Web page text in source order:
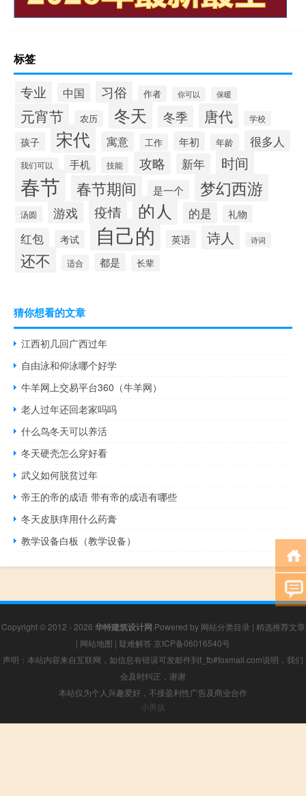
标签
专业 中国 习俗 作者 你可以 保暖
元宵节 农历 冬天 冬季 唐代 学校
孩子 宋代 寓意 工作 年初 年龄 很多人
我们可以 手机 技能 攻略 新年 时间
春节 春节期间 是一个 梦幻西游
汤圆 游戏 疫情 的人 的是 礼物
红包 考试 自己的 英语 诗人 诗词
还不 适合 都是 长辈
猜你想看的文章
江西初几回广西过年
自由泳和仰泳哪个好学
牛羊网上交易平台360（牛羊网）
老人过年还回老家吗吗
什么鸟冬天可以养活
冬天硬壳怎么穿好看
武义如何脱贫过年
帝王的帝的成语 带有帝的成语有哪些
冬天皮肤痒用什么药膏
教学设备白板（教学设备）
Copyright © 2012 - 2026 华特建筑设计网 Powered by 网站分类目录 | 精选推荐文章
| 网站地图 | 疑难解答 京ICP备06016540号
声明：本站内容来自互联网，如信息有错误可发邮件到f_fb#foxmail.com说明，我们
会及时纠正，谢谢
本站仅为个人兴趣爱好，不接盈利性广告及商业合作
小男孩